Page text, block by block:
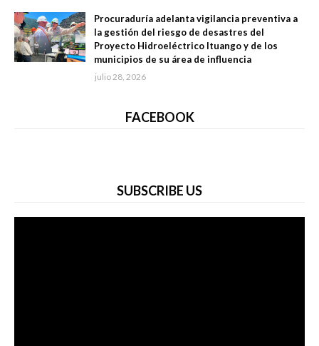
Procuraduría adelanta vigilancia preventiva a
la gestión del riesgo de desastres del
Proyecto Hidroeléctrico Ituango y de los
municipios de su área de influencia
julio 28, 2026
FACEBOOK
SUBSCRIBE US